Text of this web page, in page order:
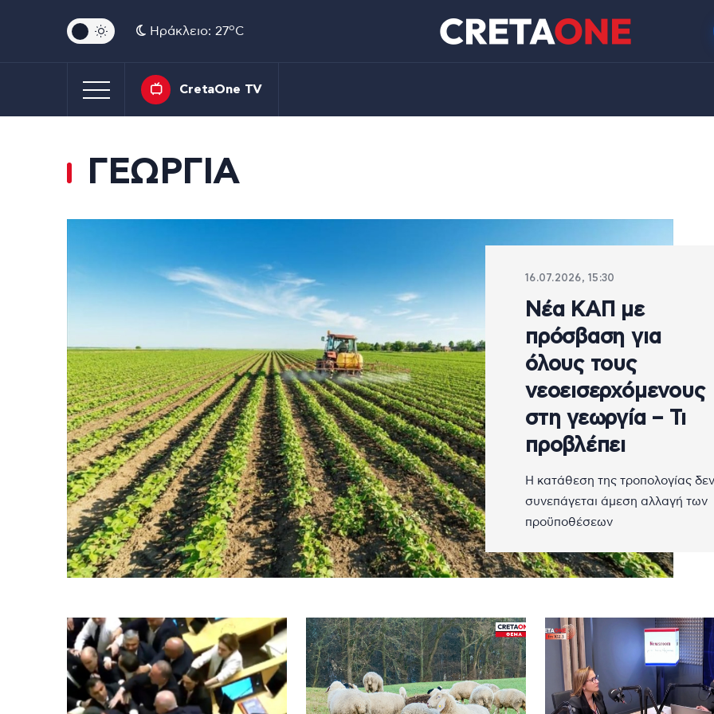
Ηράκλειο: 27oC
CretaOne TV
ΓΕΩΡΓΙΑ
16.07.2026, 15:30
Νέα ΚΑΠ με
πρόσβαση για
όλους τους
νεοεισερχόμενους
στη γεωργία – Τι
προβλέπει
Η κατάθεση της τροπολογίας δεν
συνεπάγεται άμεση αλλαγή των
προϋποθέσεων